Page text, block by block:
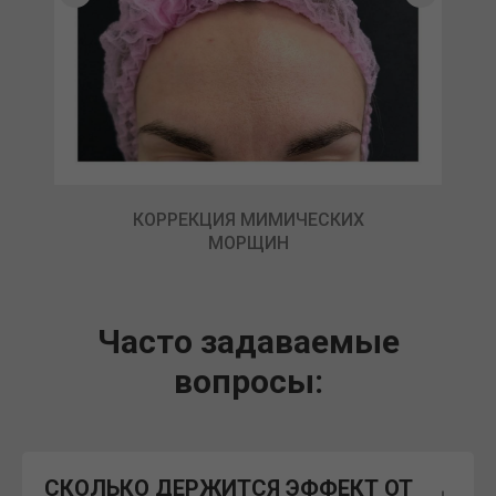
КОРРЕКЦИЯ МИМИЧЕСКИХ
МОРЩИН
Часто задаваемые
вопросы:
СКОЛЬКО ДЕРЖИТСЯ ЭФФЕКТ ОТ